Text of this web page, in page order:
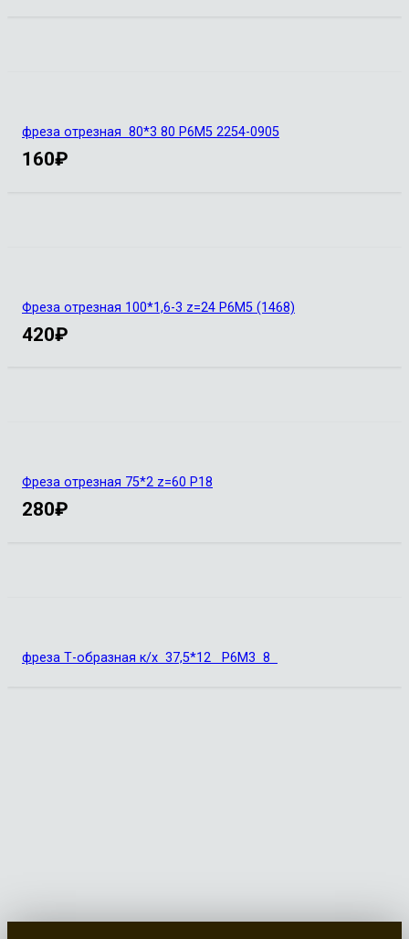
фреза отрезная 80*3 80 Р6М5 2254-0905
160₽
Фреза отрезная 100*1,6-3 z=24 Р6М5 (1468)
420₽
Фреза отрезная 75*2 z=60 Р18
280₽
фреза Т-образная к/х 37,5*12 Р6М3 8